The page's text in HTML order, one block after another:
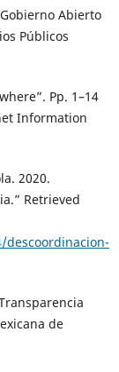
Abierto
Públicos
Pp. 1–14
Information
2020.
Retrieved
descoordinacion-
de